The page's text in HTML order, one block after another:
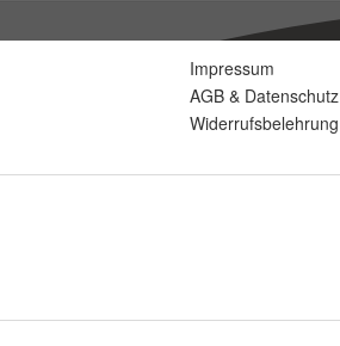
Impressum
AGB & Datenschutz
Widerrufsbelehrung